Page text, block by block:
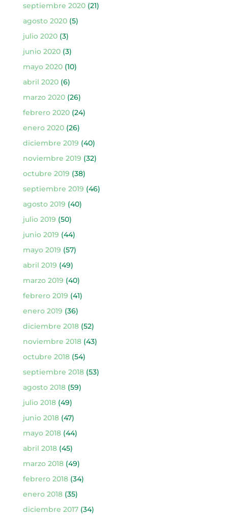
septiembre 2020(21)
agosto 2020(5)
julio 2020(3)
junio 2020(3)
mayo 2020(10)
abril 2020(6)
marzo 2020(26)
febrero 2020(24)
enero 2020(26)
diciembre 2019 (40)
noviembre 2019 (32)
octubre 2019 (38)
septiembre 2019 (46)
agosto 2019 (40)
julio 2019 (50)
junio 2019 (44)
mayo 2019 (57)
abril 2019 (49)
marzo 2019 (40)
febrero 2019 (41)
enero 2019 (36)
diciembre 2018(52)
noviembre 2018(43)
octubre 2018(54)
septiembre 2018(53)
agosto 2018(59)
julio 2018(49)
junio 2018(47)
mayo 2018(44)
abril 2018(45)
marzo 2018(49)
febrero 2018(34)
enero 2018(35)
diciembre 2017(34)